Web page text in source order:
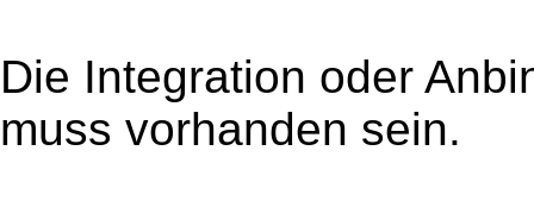
Die Integration oder
muss vorhanden sein.